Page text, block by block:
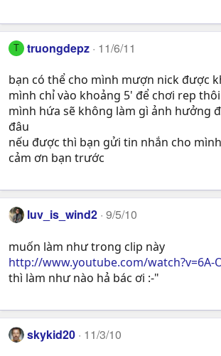
T truongdepz 11/6/11
bạn có thể cho mình mượn nick được
mình chỉ vào khoảng 5' để chơi rep
mình hứa sẽ không làm gì ảnh hưởng
đâu
nếu được thì bạn gửi tin nhắn cho
cảm ơn bạn trước
luv_is_wind2 9/5/10
muốn làm như trong clip này
http://www.youtube.com/watch?v=6A-
thì làm như nào hả bác ơi :-"
skykid20 11/3/10